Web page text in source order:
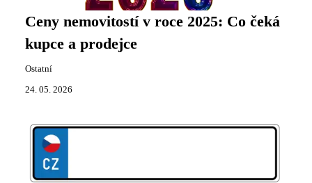
Ceny nemovitostí v roce 2025: Co čeká
kupce a prodejce
Ostatní
24. 05. 2026